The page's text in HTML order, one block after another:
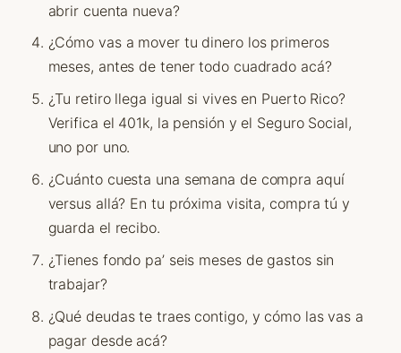
abrir cuenta nueva?
¿Cómo vas a mover tu dinero los primeros
meses, antes de tener todo cuadrado acá?
¿Tu retiro llega igual si vives en Puerto Rico?
Verifica el 401k, la pensión y el Seguro Social,
uno por uno.
¿Cuánto cuesta una semana de compra aquí
versus allá? En tu próxima visita, compra tú y
guarda el recibo.
¿Tienes fondo pa’ seis meses de gastos sin
trabajar?
¿Qué deudas te traes contigo, y cómo las vas a
pagar desde acá?